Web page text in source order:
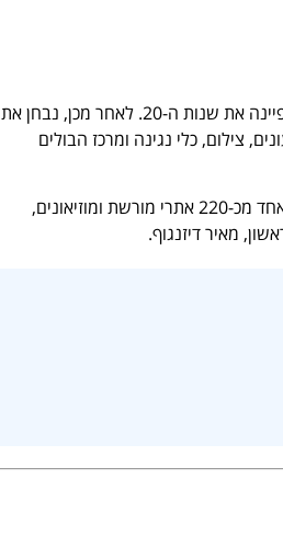
במהלך המפגש, נכיר את סגנונות הבנייה שמעצבים את פני הרחוב. נראה את הצבעוניות האקלקטית שאפיינה את שנות ה-20. לאחר מכן, נבחן את
כמו חנויות שעונים, צילום, כלי נגינה ומרכז הבולים
המשתתפים יסיימו את המסלול בביקור מרגש במוזיאון העיר תל אביב-יפו. חשוב לציין כי מוזיאון העיר הוא אחד מכ-220 אתרי מורשת ומוזיאונים,
מאיר דיזנגוף.